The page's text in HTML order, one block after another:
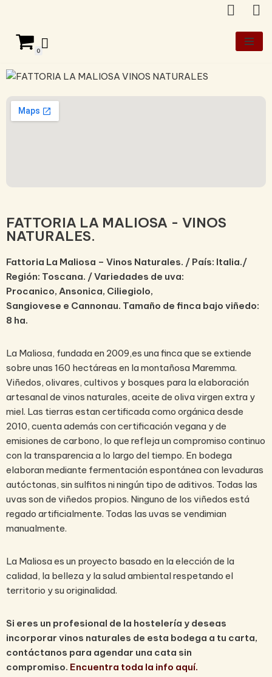
Saltar
0
FATTORIA LA MALIOSA - VINOS
NATURALES.
Fattoria La Maliosa – Vinos Naturales. / País: Italia./
Región: Toscana. /Variedades de uva:
Procanico, Ansonica, Ciliegiolo,
Sangiovese e Cannonau. Tamaño de finca bajo viñedo:
8 ha.
La Maliosa, fundada en 2009,es una finca que se extiende
sobre unas 160 hectáreas en la montañosa Maremma.
Viñedos, olivares, cultivos y bosques para la elaboración
artesanal de vinos naturales, aceite de oliva virgen extra y
miel. Las tierras estan certificada como orgánica desde
2010, cuenta además con certificación vegana y de
emisiones de carbono, lo que refleja un compromiso continuo
con la transparencia a lo largo del tiempo. En bodega
elaboran mediante fermentación espontánea con levaduras
autóctonas, sin sulfitos ni ningún tipo de aditivos. Todas las
uvas son de viñedos propios. Ninguno de los viñedos está
regado artificialmente. Todas las uvas se vendimian
manualmente.
La Maliosa es un proyecto basado en la elección de la
calidad, la belleza y la salud ambiental respetando el
territorio y su originalidad.
Si eres un profesional de la hostelería y deseas
incorporar vinos naturales de esta bodega a tu carta,
contáctanos para agendar una cata sin
compromiso. Encuentra toda la info aquí.